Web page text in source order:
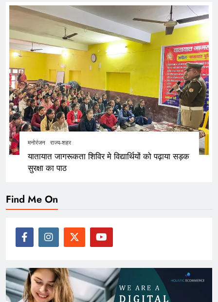
मनोरंजन राज्य-शहर
यातायात जागरूकता शिविर मे विद्यार्थियों को पढ़ाया सड़क
सुरक्षा का पाठ
Find Me On